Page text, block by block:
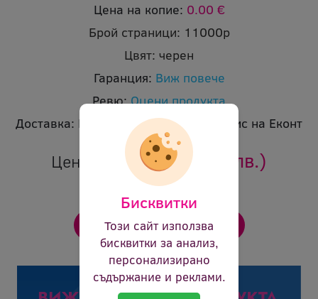
Цена на копие: 0.00 €
Брой страници: 11000p
Цвят: черен
Гаранция: Виж повече
Ревю: Оцени продукта
Доставка: Безплатна доставка до офис на Еконт
Цена: 42.36 €(82.85 лв.)
Бисквитки
Този сайт използва
бисквитки за анализ,
персонализирано
съдържание и реклами.